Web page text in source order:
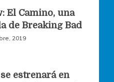
t
t
El Camino, una
de Breaking Bad
2019
estrenará en